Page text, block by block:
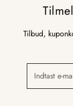
Tilbud,
Indtast e-